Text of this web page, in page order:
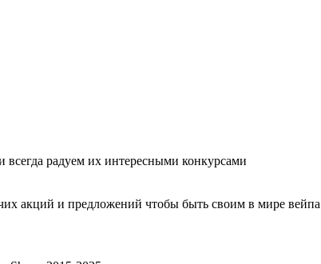
радуем их интересными конкурсами
акций и предложений чтобы быть своим в мире вейпа